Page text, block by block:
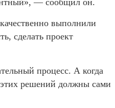
выполнили
сделать проект
процесс. А когда
этих решений должны сами